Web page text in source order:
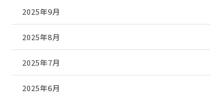
2025年9月
2025年8月
2025年7月
2025年6月